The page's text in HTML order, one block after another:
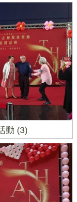
動 (3)